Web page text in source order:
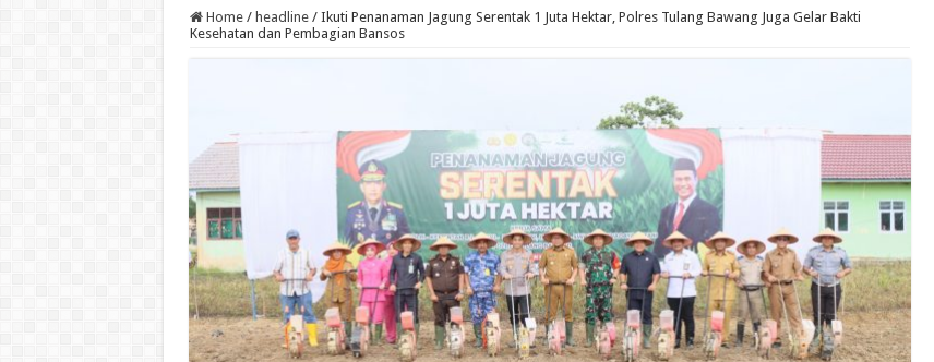
Home / headline / Ikuti Penanaman Jagung Serentak 1 Juta Hektar, Polres Tulang Bawang Juga Gelar Bakti
Kesehatan dan Pembagian Bansos